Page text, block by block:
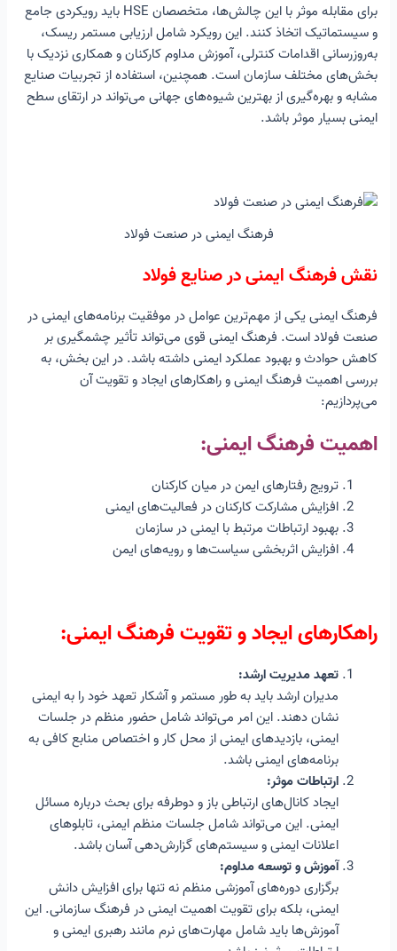
برای مقابله موثر با این چالش‌ها، متخصصان HSE باید رویکردی جامع
و سیستماتیک اتخاذ کنند. این رویکرد شامل ارزیابی مستمر ریسک،
به‌روزرسانی اقدامات کنترلی، آموزش مداوم کارکنان و همکاری نزدیک با
بخش‌های مختلف سازمان است. همچنین، استفاده از تجربیات صنایع
مشابه و بهره‌گیری از بهترین شیوه‌های جهانی می‌تواند در ارتقای سطح
ایمنی بسیار موثر باشد.
فرهنگ ایمنی در صنعت فولاد
نقش فرهنگ ایمنی در صنایع فولاد
فرهنگ ایمنی یکی از مهم‌ترین عوامل در موفقیت برنامه‌های ایمنی در
صنعت فولاد است. فرهنگ ایمنی قوی می‌تواند تأثیر چشمگیری بر
کاهش حوادث و بهبود عملکرد ایمنی داشته باشد. در این بخش، به
بررسی اهمیت فرهنگ ایمنی و راهکارهای ایجاد و تقویت آن
می‌پردازیم:
اهمیت فرهنگ ایمنی:
ترویج رفتارهای ایمن در میان کارکنان
افزایش مشارکت کارکنان در فعالیت‌های ایمنی
بهبود ارتباطات مرتبط با ایمنی در سازمان
افزایش اثربخشی سیاست‌ها و رویه‌های ایمن
راهکارهای ایجاد و تقویت فرهنگ ایمنی:
تعهد مدیریت ارشد:
مدیران ارشد باید به طور مستمر و آشکار تعهد خود را به ایمنی
نشان دهند. این امر می‌تواند شامل حضور منظم در جلسات
ایمنی، بازدیدهای ایمنی از محل کار و اختصاص منابع کافی به
برنامه‌های ایمنی باشد.
ارتباطات موثر:
ایجاد کانال‌های ارتباطی باز و دوطرفه برای بحث درباره مسائل
ایمنی. این می‌تواند شامل جلسات منظم ایمنی، تابلوهای
اعلانات ایمنی و سیستم‌های گزارش‌دهی آسان باشد.
آموزش و توسعه مداوم:
برگزاری دوره‌های آموزشی منظم نه تنها برای افزایش دانش
ایمنی، بلکه برای تقویت اهمیت ایمنی در فرهنگ سازمانی. این
آموزش‌ها باید شامل مهارت‌های نرم مانند رهبری ایمنی و